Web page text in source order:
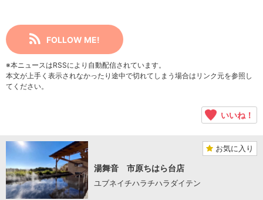
FOLLOW ME!
※本ニュースはRSSにより自動配信されています。
本文が上手く表示されなかったり途中で切れてしまう場合はリンク元を参照し
てください。
いいね！
お気に入り
湯舞音 市原ちはら台店
ユブネイチハラチハラダイテン